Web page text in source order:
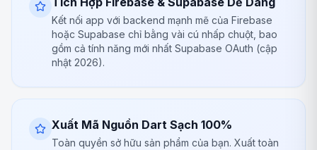
Kết nối app với backend mạnh mẽ của Firebase
hoặc Supabase chỉ bằng vài cú nhấp chuột, bao
gồm cả tính năng mới nhất Supabase OAuth (cập
nhật 2026).
Xuất Mã Nguồn Dart Sạch 100%
Toàn quyền sở hữu sản phẩm của bạn. Xuất toàn